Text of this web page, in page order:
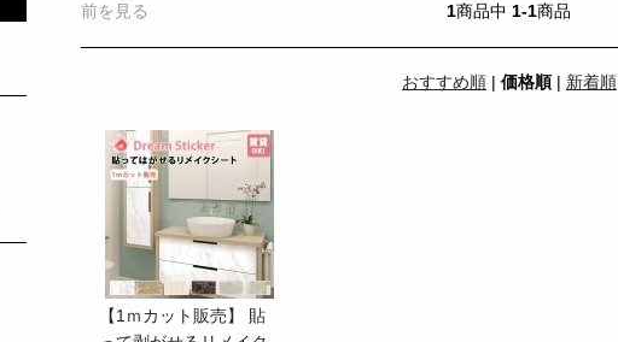
前を見る 1商品中 1-1商品
おすすめ順 | 価格順| 新着順
【1ｍカット販売】 貼